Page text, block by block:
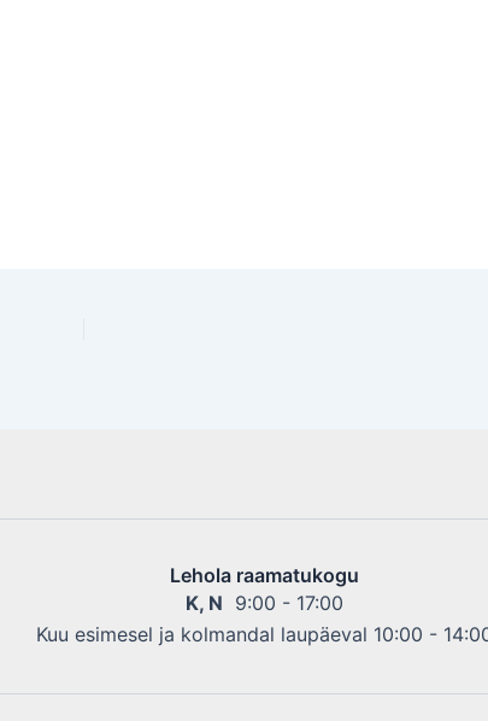
Lehola raamatukogu
K, N 9:00 - 17:00
Kuu esimesel ja kolmandal laupäeval 10:00 -